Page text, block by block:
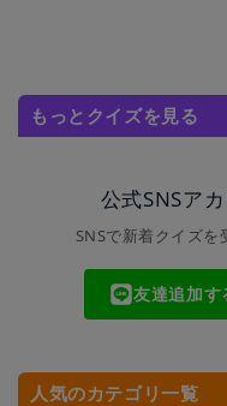
もっとクイズを見る
公式SNSア
SNSで新着クイズを
友達追加す
人気のカテゴリ一覧